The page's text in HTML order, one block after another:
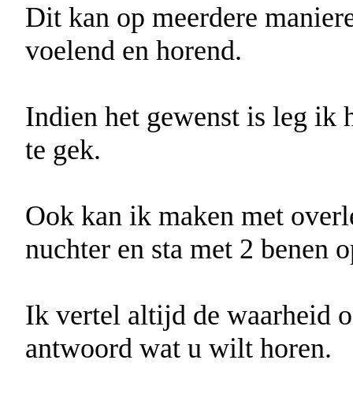
Dit kan op meerdere
voelend en horend.
Indien het gewenst is leg ik
te gek.
Ook kan ik maken met
nuchter en sta met 2 benen
Ik vertel altijd de waarheid
antwoord wat u wilt horen.